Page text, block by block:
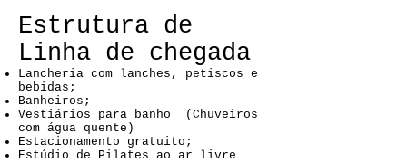
Estrutura de
Linha de chegada
Lancheria com lanches, petiscos e
bebidas;
Banheiros;
Vestiários para banho (Chuveiros
com água quente)
Estacionamento gratuito;
Estúdio de Pilates ao ar livre